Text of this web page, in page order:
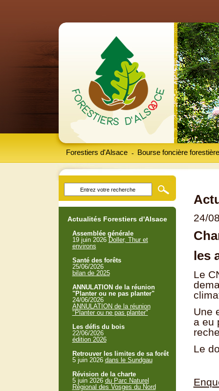
Forestiers d'Alsace Bourse foncière forestière
-
24/
les
Le
Une
a eu
Le
Actualités Forestiers d'Alsace
Assemblée générale
19 juin 2026 Doller, Thur et
environs
Santé des forêts
25/06/2026
bilan de 2025
ANNULATION de la réunion
"Planter ou ne pas planter"
24/06/2026
ANNULATION de la réunion
"Planter ou ne pas planter"
Les défis du bois
22/06/2026
édition 2026
Retrouver les limites de sa forêt
5 juin 2026 dans le Sundgau
Révision de la charte
5 juin 2026 du Parc Naturel
Régional des Vosges du Nord